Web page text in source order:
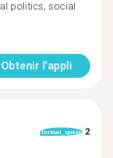
politics, social
Obtenir l'appli
format_quote 2